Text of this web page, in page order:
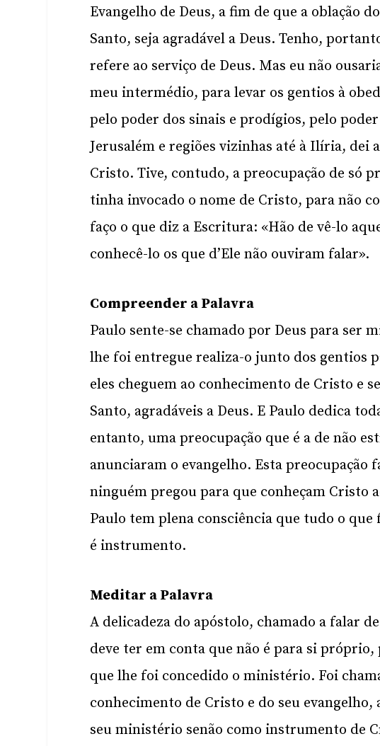
Evangelho de Deus, a fim de que a oblação
Santo, seja agradável a Deus. Tenho,
refere ao serviço de Deus. Mas eu não
meu intermédio, para levar os gentios à
pelo poder dos sinais e prodígios, pelo
Jerusalém e regiões vizinhas até à Ilíria, dei
Cristo. Tive, contudo, a preocupação de só
tinha invocado o nome de Cristo, para não
faço o que diz a Escritura: «Hão de vê-lo
conhecê-lo os que d’Ele não ouviram falar».
Compreender a Palavra
Paulo sente-se chamado por Deus para ser
lhe foi entregue realiza-o junto dos gentios
eles cheguem ao conhecimento de Cristo e
Santo, agradáveis a Deus. E Paulo dedica
entanto, uma preocupação que é a de não
anunciaram o evangelho. Esta preocupação
ninguém pregou para que conheçam Cristo
Paulo tem plena consciência que tudo o
é instrumento.
Meditar a Palavra
A delicadeza do apóstolo, chamado a falar
deve ter em conta que não é para si
que lhe foi concedido o ministério. Foi
conhecimento de Cristo e do seu evangelho,
seu ministério senão como instrumento de